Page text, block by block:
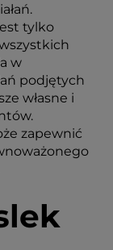
tylko
w
podjętych
własne i
zapewnić